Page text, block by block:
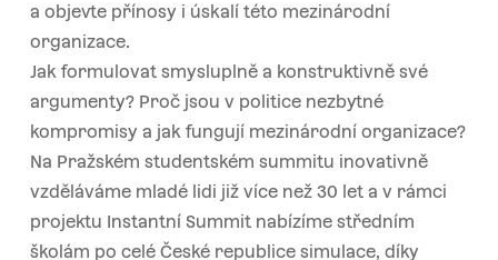
a objevte přínosy i úskalí této mezinárodní
organizace.
Jak formulovat smysluplně a konstruktivně své
argumenty? Proč jsou v politice nezbytné
kompromisy a jak fungují mezinárodní organizace?
Na Pražském studentském summitu inovativně
vzděláváme mladé lidi již více než 30 let a v rámci
projektu Instantní Summit nabízíme středním
školám po celé České republice simulace, díky